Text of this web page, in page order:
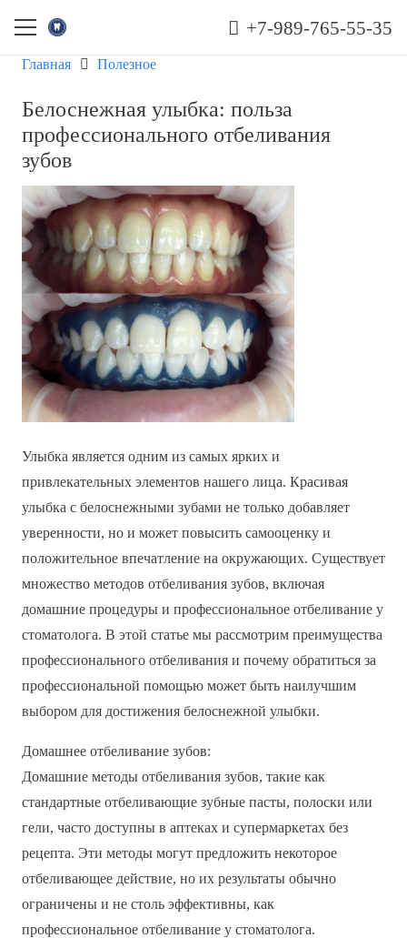
+7-989-765-55-35
Главная Полезное
Белоснежная улыбка: польза
профессионального отбеливания
зубов
Улыбка является одним из самых ярких и
привлекательных элементов нашего лица. Красивая
улыбка с белоснежными зубами не только добавляет
уверенности, но и может повысить самооценку и
положительное впечатление на окружающих. Существует
множество методов отбеливания зубов, включая
домашние процедуры и профессиональное отбеливание у
стоматолога. В этой статье мы рассмотрим преимущества
профессионального отбеливания и почему обратиться за
профессиональной помощью может быть наилучшим
выбором для достижения белоснежной улыбки.
Домашнее отбеливание зубов:
Домашние методы отбеливания зубов, такие как
стандартные отбеливающие зубные пасты, полоски или
гели, часто доступны в аптеках и супермаркетах без
рецепта. Эти методы могут предложить некоторое
отбеливающее действие, но их результаты обычно
ограничены и не столь эффективны, как
профессиональное отбеливание у стоматолога.